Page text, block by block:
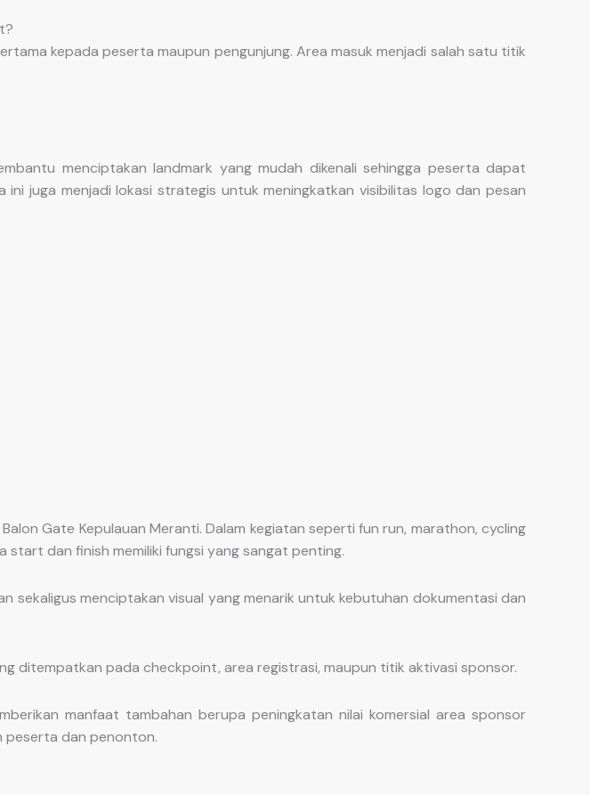
kepada peserta maupun pengunjung. Area masuk menjadi salah satu titik
menciptakan landmark yang mudah dikenali sehingga peserta dapat
juga menjadi lokasi strategis untuk meningkatkan visibilitas logo dan pesan
Gate Kepulauan Meranti. Dalam kegiatan seperti fun run, marathon, cycling
dan finish memiliki fungsi yang sangat penting.
sekaligus menciptakan visual yang menarik untuk kebutuhan dokumentasi dan
ditempatkan pada checkpoint, area registrasi, maupun titik aktivasi sponsor.
manfaat tambahan berupa peningkatan nilai komersial area sponsor
peserta dan penonton.